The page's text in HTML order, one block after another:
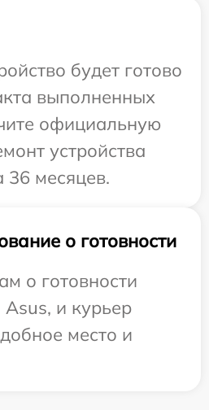
будет готово
выполненных
официальную
устройства
36 месяцев.
о готовности
о готовности
и курьер
место и